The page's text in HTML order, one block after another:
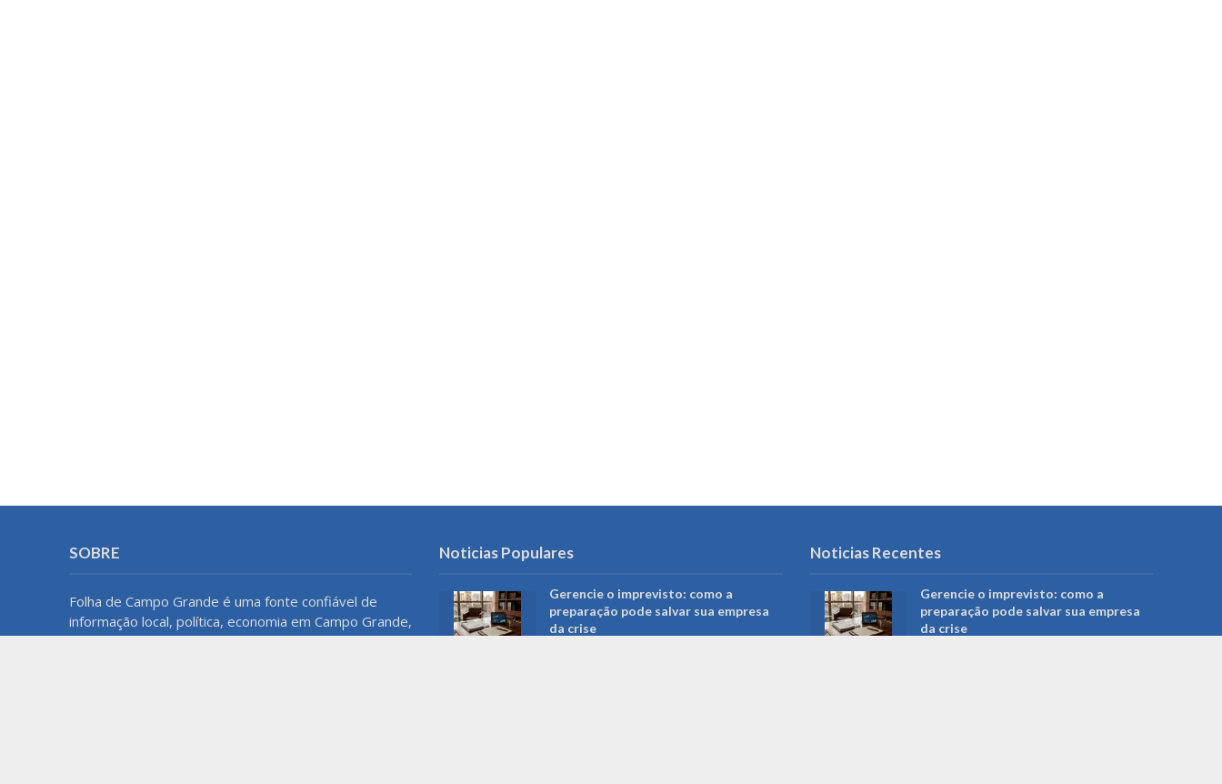
SOBRE
Folha de Campo Grande é uma fonte confiável de
informação local, política, economia em Campo Grande,
MS. Com um compromisso com a precisão e a
Noticias Populares
Gerencie o imprevisto: como a
preparação pode salvar sua empresa
da crise
Noticias Recentes
Gerencie o imprevisto: como a
preparação pode salvar sua empresa
da crise